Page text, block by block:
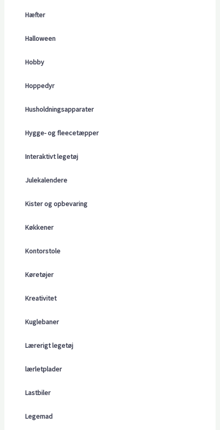
Hæfter
Halloween
Hobby
Hoppedyr
Husholdningsapparater
Hygge- og fleecetæpper
Interaktivt legetøj
Julekalendere
Kister og opbevaring
Køkkener
Kontorstole
Køretøjer
Kreativitet
Kuglebaner
Lærerigt legetøj
lærletplader
Lastbiler
Legemad